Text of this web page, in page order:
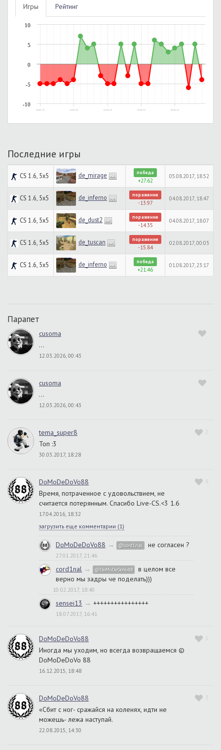
Игры Рейтинг
19.09.2015, 11:58 10.12.2015, 22:58 03.01.2016, 13:30 15.01.2016, 22:07 24.01.2016, 18:51
-10
-5
0
5
10
Последние игры
CS 1.6, 5x5 de_mirage победа
+27.62
05.08.2017, 18:52
CS 1.6, 5x5 de_inferno поражение
-13.97
04.08.2017, 18:47
CS 1.6, 5x5 de_dust2 поражение
-14.35
04.08.2017, 18:07
CS 1.6, 5x5 de_tuscan поражение
-15.84
02.08.2017, 00:03
CS 1.6, 5x5 de_inferno победа
+21.46
01.08.2017, 23:17
Парапет
cusoma
…
12.03.2026, 00:43
cusoma
…
12.03.2026, 00:43
2
tema_super8
Топ :3
30.03.2017, 18:28
8
DoMoDeDoVo88
Время, потраченное с удовольствием, не
считается потерянным. Спасибо Live-CS.<3 1.6
17.04.2016, 18:32
загрузить еще комментарии (1)
DoMoDeDoVo88 → @cord1nal не согласен ?
27.01.2017, 21:46
cord1nal → @DoMoDeDoVo88
в целом все
верно мы задры че поделать)))
10.02.2017, 18:40
sensei13 → ++++++++++++++++
18.07.2017, 16:41
1
DoMoDeDoVo88
Иногда мы уходим, но всегда возвращаемся ©
DoMoDeDoVo 88
16.12.2015, 18:48
3
DoMoDeDoVo88
«Сбит с ног- сражайся на коленях, идти не
можешь- лежа наступай.
22.08.2015, 14:30